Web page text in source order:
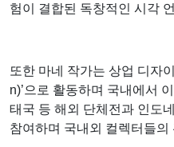
험이 결합된 독창적인 시각
또한 마네 작가는 상업 디자
n)’으로 활동하며 국내에서
태국 등 해외 단체전과 인도
참여하며 국내외 컬렉터들의